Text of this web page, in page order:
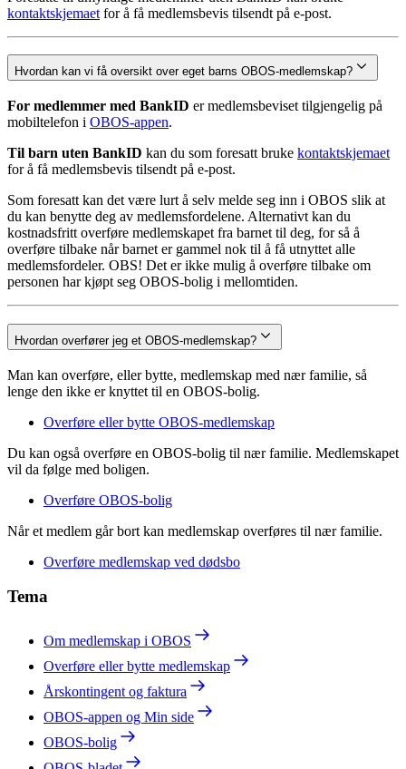
kontaktskjemaet for å få medlemsbevis tilsendt på e-post.
Hvordan kan vi få oversikt over eget barns OBOS-medlemskap?
For medlemmer med BankID er medlemsbeviset tilgjengelig på
mobiltelefon i OBOS-appen.
Til barn uten BankID kan du som foresatt bruke kontaktskjemaet
for å få medlemsbevis tilsendt på e-post.
Som foresatt kan det være lurt å selv melde seg inn i OBOS slik at
du kan benytte deg av medlemsfordelene. Alternativt kan du
kostnadsfritt overføre medlemskapet fra barnet til deg, for så å
overføre tilbake når barnet er gammel nok til å få utnyttet alle
medlemsfordeler. OBS! Det er ikke mulig å overføre tilbake om
personen har kjøpt seg OBOS-bolig i mellomtiden.
Hvordan overfører jeg et OBOS-medlemskap?
Man kan overføre, eller bytte, medlemskap med nær familie, så
lenge den ikke er knyttet til en OBOS-bolig.
Overføre eller bytte OBOS-medlemskap
Du kan også overføre en OBOS-bolig til nær familie. Medlemskapet
vil da følge med boligen.
Overføre OBOS-bolig
Når et medlem går bort kan medlemskap overføres til nær familie.
Overføre medlemskap ved dødsbo
Tema
Om medlemskap i OBOS
Overføre eller bytte medlemskap
Årskontingent og faktura
OBOS-appen og Min side
OBOS-bolig